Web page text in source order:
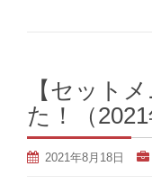
【セット
た！（2021
2021年8月18日